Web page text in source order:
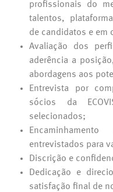
profissionais do
talentos,
de candidatos e em
Avaliação dos
aderência a
abordagens aos
Entrevista por
sócios da
selecionados;
entrevistados para
Discrição e
Dedicação e
satisfação final de